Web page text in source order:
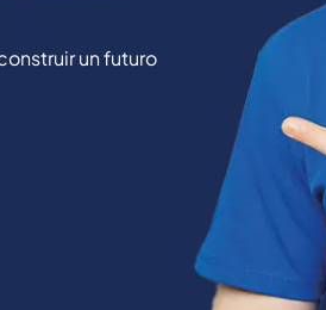
un futuro